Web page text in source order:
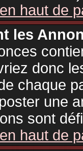
haut de
les
donc
chaque
une
sont
haut de